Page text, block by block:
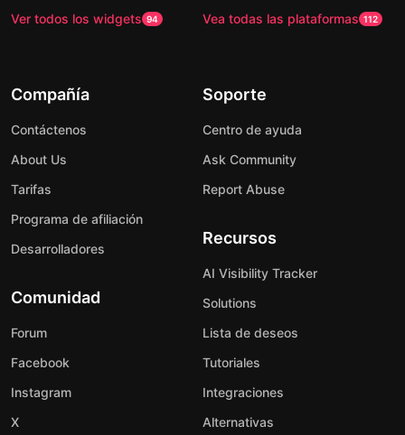
Ver todos los widgets 94
Vea todas las plataformas 112
Compañía
Contáctenos
About Us
Tarifas
Programa de afiliación
Desarrolladores
Comunidad
Forum
Facebook
Instagram
X
Soporte
Centro de ayuda
Ask Community
Report Abuse
Recursos
AI Visibility Tracker
Solutions
Lista de deseos
Tutoriales
Integraciones
Alternativas